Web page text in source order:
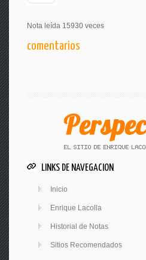
Nota leída 15930 veces
comentarios
LINKS DE NAVEGACION
Inicio
Enrique Lacolla
Historial de Notas
Sitios Recomendados